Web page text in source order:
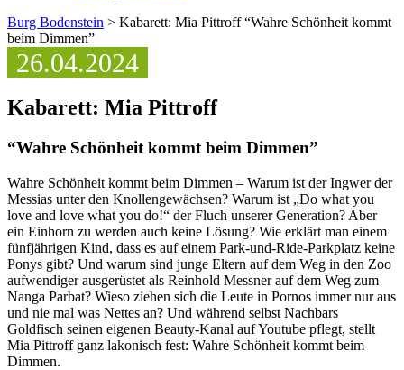
Burg Bodenstein > Kabarett: Mia Pittroff “Wahre Schönheit kommt
beim Dimmen”
26.04.2024
Kabarett: Mia Pittroff
“Wahre Schönheit kommt beim Dimmen”
Wahre Schönheit kommt beim Dimmen – Warum ist der Ingwer der
Messias unter den Knollengewächsen? Warum ist „Do what you
love and love what you do!“ der Fluch unserer Generation? Aber
ein Einhorn zu werden auch keine Lösung? Wie erklärt man einem
fünfjährigen Kind, dass es auf einem Park-und-Ride-Parkplatz keine
Ponys gibt? Und warum sind junge Eltern auf dem Weg in den Zoo
aufwendiger ausgerüstet als Reinhold Messner auf dem Weg zum
Nanga Parbat? Wieso ziehen sich die Leute in Pornos immer nur aus
und nie mal was Nettes an? Und während selbst Nachbars
Goldfisch seinen eigenen Beauty-Kanal auf Youtube pflegt, stellt
Mia Pittroff ganz lakonisch fest: Wahre Schönheit kommt beim
Dimmen.